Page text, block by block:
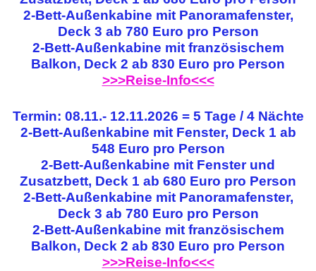
2-Bett-Außenkabine mit Panoramafenster,
Deck 3 ab 780 Euro pro Person
2-Bett-Außenkabine mit französischem
Balkon, Deck 2 ab 830 Euro pro Person
>>>Reise-Info<<<
Termin: 08.11.- 12.11.2026 = 5 Tage / 4 Nächte
2-Bett-Außenkabine mit Fenster, Deck 1 ab
548 Euro pro Person
2-Bett-Außenkabine mit Fenster und
Zusatzbett, Deck 1 ab 680 Euro pro Person
2-Bett-Außenkabine mit Panoramafenster,
Deck 3 ab 780 Euro pro Person
2-Bett-Außenkabine mit französischem
Balkon, Deck 2 ab 830 Euro pro Person
>>>Reise-Info<<<